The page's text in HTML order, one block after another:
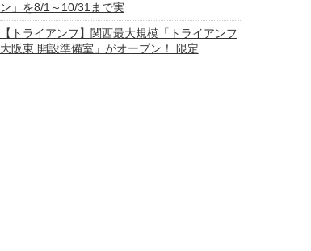
ン」を8/1～10/31まで実
【トライアンフ】関西最大規模「トライアンフ
大阪東 開設準備室」がオープン！ 限定